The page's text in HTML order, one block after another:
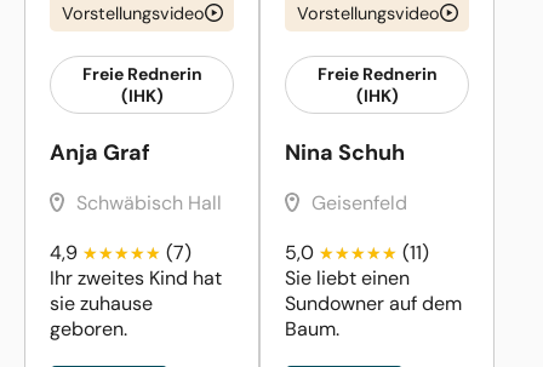
Vorstellungsvideo
Freie Rednerin
(IHK)
Anja Graf
Schwäbisch Hall
4,9
(7)
Ihr zweites Kind hat
sie zuhause
geboren.
Vorstellungsvideo
Freie Rednerin
(IHK)
Nina Schuh
Geisenfeld
5,0
(11)
Sie liebt einen
Sundowner auf dem
Baum.